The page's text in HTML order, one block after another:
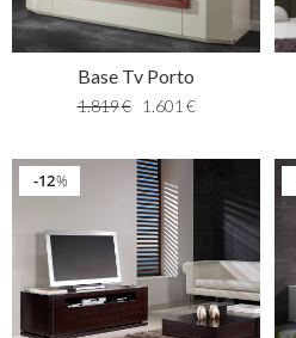
Base Tv Porto
1.819€ 1.601 €
%
12